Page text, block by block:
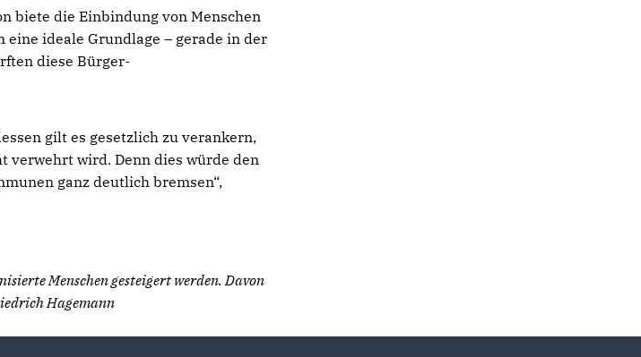
biete die Einbindung von Menschen
eine ideale Grundlage – gerade in der
diese Bürger-
gilt es gesetzlich zu verankern,
verwehrt wird. Denn dies würde den
ganz deutlich bremsen“,
Menschen gesteigert werden. Davon
Hagemann